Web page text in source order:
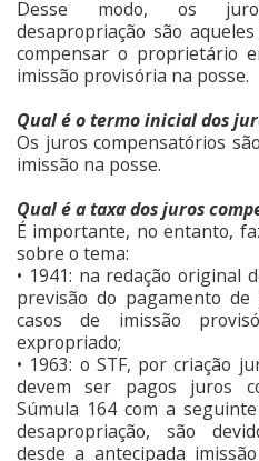
Desse modo, os
desapropriação são
compensar o proprietário
imissão provisória na posse.
Qual é o termo inicial dos
Os juros compensatórios
imissão na posse.
Qual é a taxa dos juros
É importante, no entanto,
sobre o tema:
• 1941: na redação original
previsão do pagamento
casos de imissão
expropriado;
• 1963: o STF, por criação
devem ser pagos juros
Súmula 164 com a
desapropriação, são
desde a antecipada